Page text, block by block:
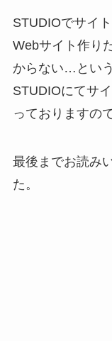
STUDIOでサイ
Webサイト作り
からない…という
STUDIOにてサ
っておりますの
最後までお読み
た。